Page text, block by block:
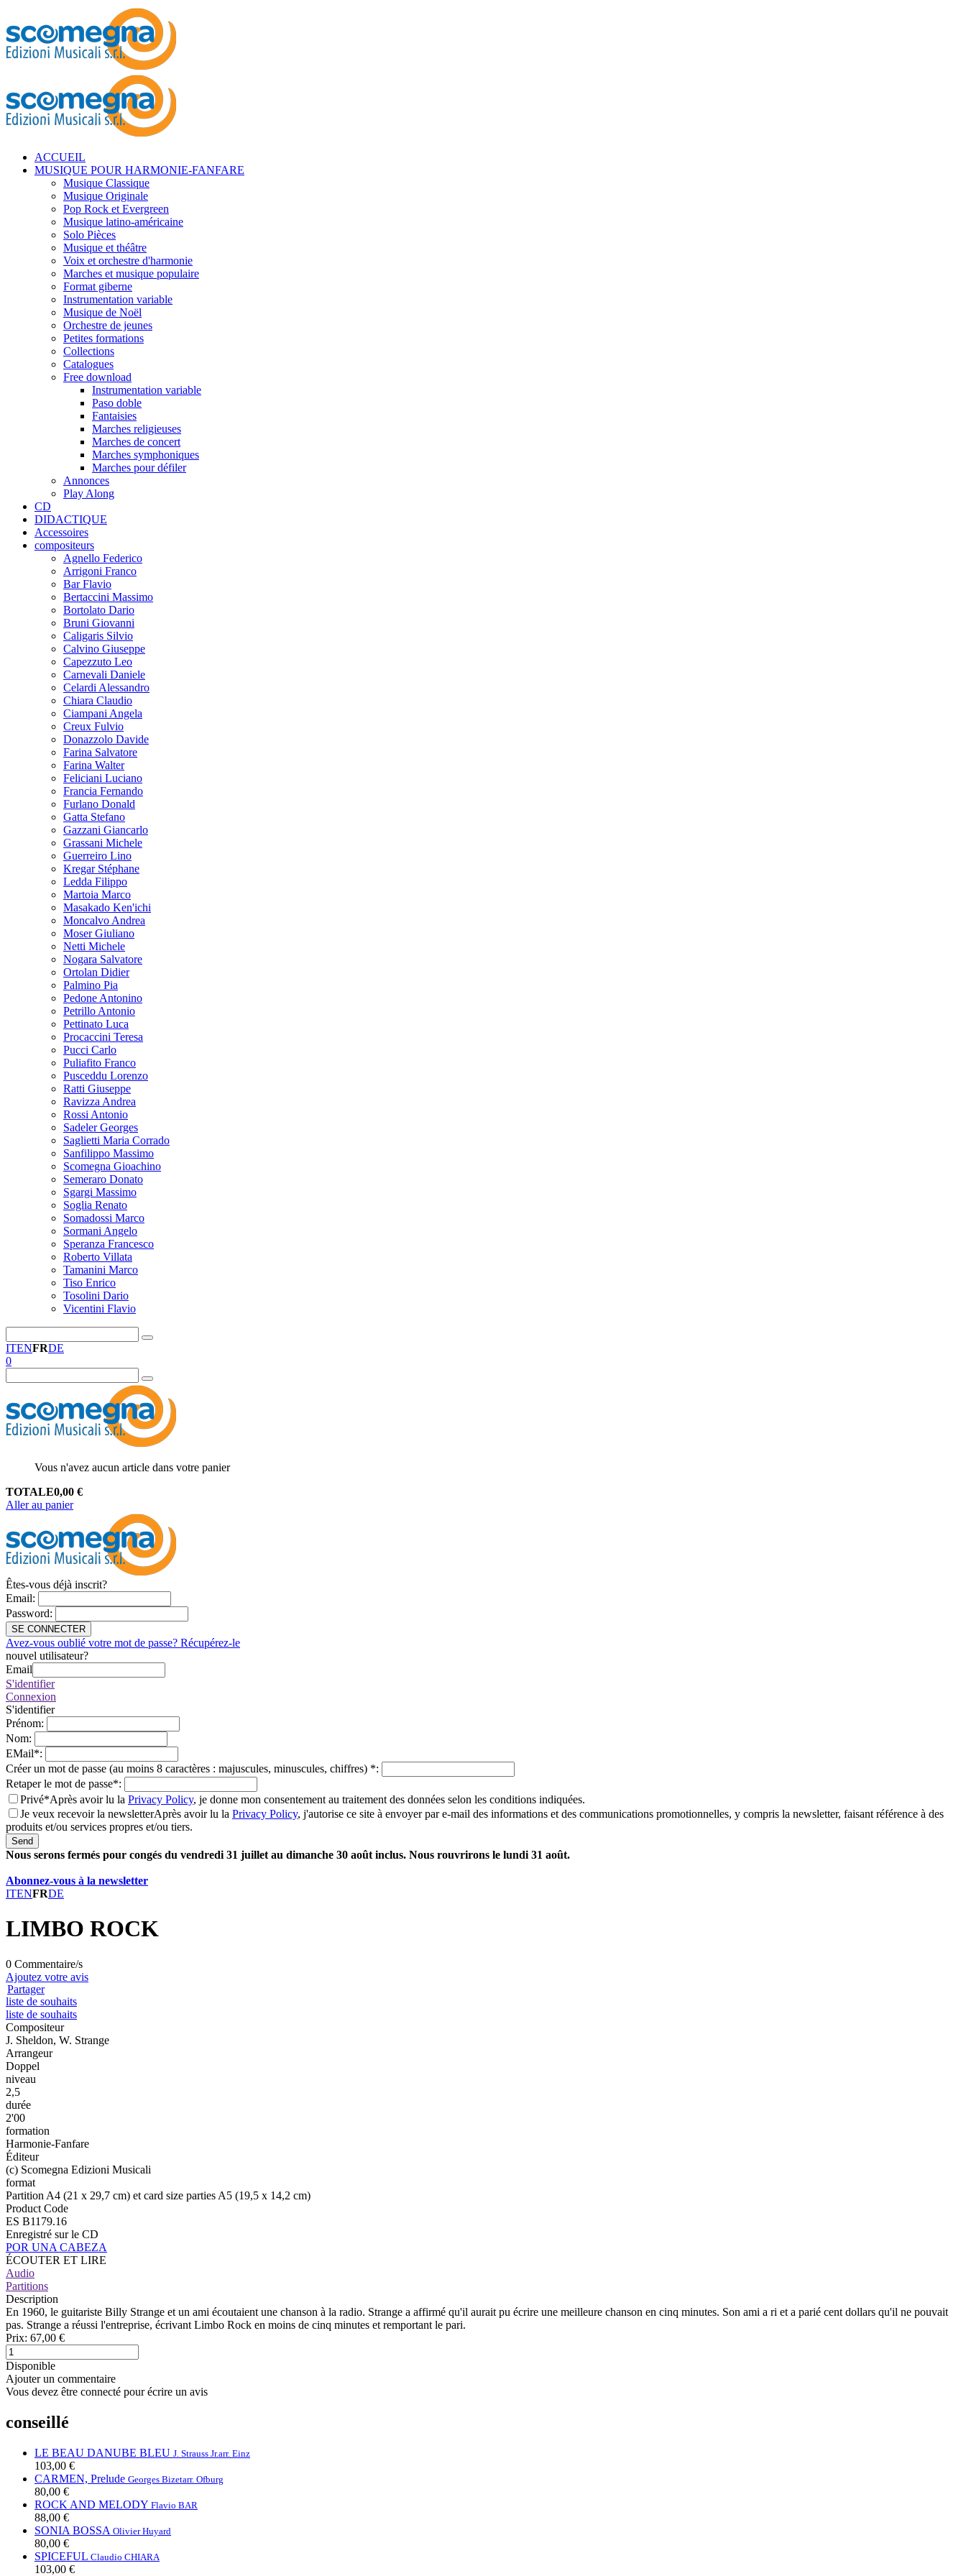
ACCUEIL
MUSIQUE POUR HARMONIE-FANFARE
Musique Classique
Musique Originale
Pop Rock et Evergreen
Musique latino-américaine
Solo Pièces
Musique et théâtre
Voix et orchestre d'harmonie
Marches et musique populaire
Format giberne
Instrumentation variable
Musique de Noël
Orchestre de jeunes
Petites formations
Collections
Catalogues
Free download
Instrumentation variable
Paso doble
Fantaisies
Marches religieuses
Marches de concert
Marches symphoniques
Marches pour défiler
Annonces
Play Along
CD
DIDACTIQUE
Accessoires
compositeurs
Agnello Federico
Arrigoni Franco
Bar Flavio
Bertaccini Massimo
Bortolato Dario
Bruni Giovanni
Caligaris Silvio
Calvino Giuseppe
Capezzuto Leo
Carnevali Daniele
Celardi Alessandro
Chiara Claudio
Ciampani Angela
Creux Fulvio
Donazzolo Davide
Farina Salvatore
Farina Walter
Feliciani Luciano
Francia Fernando
Furlano Donald
Gatta Stefano
Gazzani Giancarlo
Grassani Michele
Guerreiro Lino
Kregar Stéphane
Ledda Filippo
Martoia Marco
Masakado Ken'ichi
Moncalvo Andrea
Moser Giuliano
Netti Michele
Nogara Salvatore
Ortolan Didier
Palmino Pia
Pedone Antonino
Petrillo Antonio
Pettinato Luca
Procaccini Teresa
Pucci Carlo
Puliafito Franco
Pusceddu Lorenzo
Ratti Giuseppe
Ravizza Andrea
Rossi Antonio
Sadeler Georges
Saglietti Maria Corrado
Sanfilippo Massimo
Scomegna Gioachino
Semeraro Donato
Sgargi Massimo
Soglia Renato
Somadossi Marco
Sormani Angelo
Speranza Francesco
Roberto Villata
Tamanini Marco
Tiso Enrico
Tosolini Dario
Vicentini Flavio
ITENFRDE
0
Vous n'avez aucun article dans votre panier
TOTALE0,00 €
Aller au panier
Êtes-vous déjà inscrit?
Email:
Password:
SE CONNECTER
Avez-vous oublié votre mot de passe? Récupérez-le
nouvel utilisateur?
Email
S'identifier
Connexion
S'identifier
Prénom:
Nom:
EMail*:
Créer un mot de passe (au moins 8 caractères : majuscules, minuscules, chiffres) *:
Retaper le mot de passe*:
Privé*Après avoir lu la Privacy Policy, je donne mon consentement au traitement des données selon les conditions indiquées.
Je veux recevoir la newsletterAprès avoir lu la Privacy Policy, j'autorise ce site à envoyer par e-mail des informations et des communications promotionnelles, y compris la newsletter, faisant référence à des
produits et/ou services propres et/ou tiers.
Send
Nous serons fermés pour congés du vendredi 31 juillet au dimanche 30 août inclus. Nous rouvrirons le lundi 31 août.
Abonnez-vous à la newsletter
ITENFRDE
LIMBO ROCK
0 Commentaire/s
Ajoutez votre avis
Partager
liste de souhaits
liste de souhaits
Compositeur
J. Sheldon, W. Strange
Arrangeur
Doppel
niveau
2,5
durée
2'00
formation
Harmonie-Fanfare
Éditeur
(c) Scomegna Edizioni Musicali
format
Partition A4 (21 x 29,7 cm) et card size parties A5 (19,5 x 14,2 cm)
Product Code
ES B1179.16
Enregistré sur le CD
POR UNA CABEZA
ÉCOUTER ET LIRE
Audio
Partitions
Description
En 1960, le guitariste Billy Strange et un ami écoutaient une chanson à la radio. Strange a affirmé qu'il aurait pu écrire une meilleure chanson en cinq minutes. Son ami a ri et a parié cent dollars qu'il ne pouvait
pas. Strange a réussi l'entreprise, écrivant Limbo Rock en moins de cinq minutes et remportant le pari.
Prix: 67,00 €
Disponible
Ajouter un commentaire
Vous devez être connecté pour écrire un avis
conseillé
LE BEAU DANUBE BLEU J. Strauss Jr.arr. Einz
103,00 €
CARMEN, Prelude Georges Bizetarr. Ofburg
80,00 €
ROCK AND MELODY Flavio BAR
88,00 €
SONIA BOSSA Olivier Huyard
80,00 €
SPICEFUL Claudio CHIARA
103,00 €